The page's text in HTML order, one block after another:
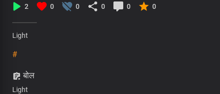
2 0 0 0 0 0
Light
#
बोल
Light